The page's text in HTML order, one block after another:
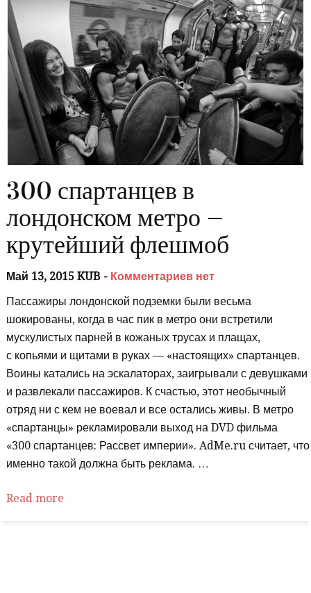
300 спартанцев в
лондонском метро —
крутейший флешмоб
Май 13, 2015 KUB - Комментариев нет
Пассажиры лондонской подземки были весьма
шокированы, когда в час пик в метро они встретили
мускулистых парней в кожаных трусах и плащах,
с копьями и щитами в руках — «настоящих» спартанцев.
Воины катались на эскалаторах, заигрывали с девушками
и развлекали пассажиров. К счастью, этот необычный
отряд ни с кем не воевал и все остались живы. В метро
«спартанцы» рекламировали выход на DVD фильма
«300 спартанцев: Рассвет империи». AdMe.ru считает, что
именно такой должна быть реклама. …
Read more